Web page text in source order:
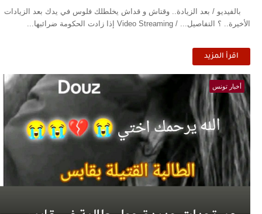
بالفيديو / بعد الزيادة.. وقتاش و قداش يخلطلك فلوس في يدك بعد الزيادات
الأخيرة.. ؟ التفاصيل... / Video Streaming إذا زادت الحكومة ضرائبها...
اقرأ المزيد
أخبار تونس